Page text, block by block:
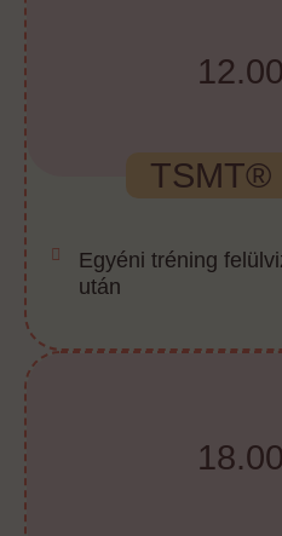
TSMT®
Egyéni tréning
után